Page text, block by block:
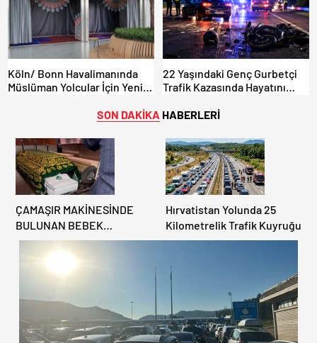
Köln/ Bonn Havalimanında
Müslüman Yolcular İçin Yeni
22 Yaşındaki Genç Gurbetçi
Trafik Kazasında Hayatını
SON DAKİKA HABERLERİ
ÇAMAŞIR MAKİNESİNDE
BULUNAN BEBEK
CENAZESİ ŞOK ETTİ
Hırvatistan Yolunda 25
Kilometrelik Trafik Kuyruğu